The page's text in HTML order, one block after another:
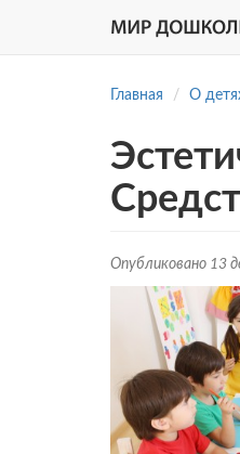
Главная О
Опубликовано 13